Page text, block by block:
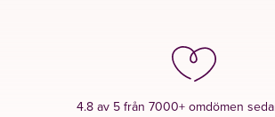
4.8 av 5 från 7000+ omdömen